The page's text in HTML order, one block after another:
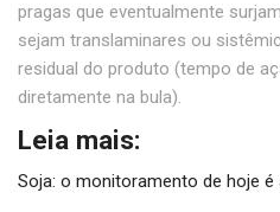
pragas que eventualmente
sejam translaminares ou
residual do produto (tempo de
diretamente na bula).
Leia mais:
Soja: o monitoramento de hoje é